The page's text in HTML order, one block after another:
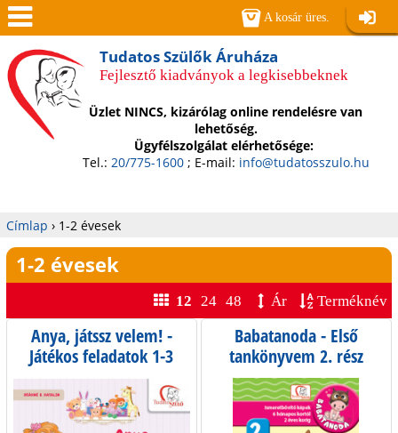
Jump to navigation
Tudatos Szülők Áruháza
Fejlesztő kiadványok a legkisebbeknek
Üzlet NINCS, kizárólag online rendelésre van
lehetőség.
Ügyfélszolgálat elérhetősége:
Tel.: 20/775-1600; E-mail: info@tudatosszulo.hu
Jelenlegi
hely
Címlap › 1-2 évesek
1-2 évesek
12 24 48 Ár Terméknév
Anya, játssz velem! -
Játékos feladatok 1-3
éveseknek
Babatanoda - Első
tankönyvem 2. rész
A kosár üres.
Men
ü